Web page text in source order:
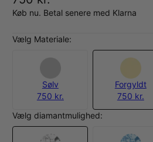
Køb nu. Betal senere med Klarna
Vælg Materiale:
Sølv
750 kr.
Forgyldt
750 kr.
Vælg diamantmulighed: